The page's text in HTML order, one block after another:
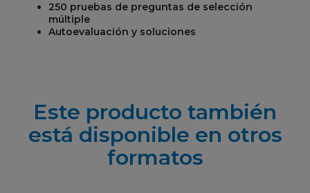
250 pruebas de preguntas de selección
múltiple
Autoevaluación y soluciones
Este producto también
está disponible en otros
formatos